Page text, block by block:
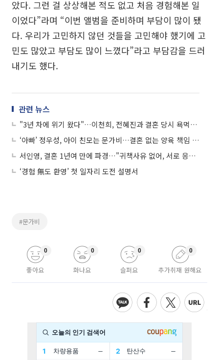
았다. 그런 걸 상상해본 적도 없고 처음 경험해본 일
이었다”라며 “이번 앨범을 준비하며 부담이 많이 됐
다. 우리가 고민하지 않던 것들을 고민해야 했기에 고
민도 많았고 부담도 많이 느꼈다”라고 부담감을 드러
내기도 했다.
관련 뉴스
"3년 차에 위기 왔다"…이천희, 전혜진과 결혼 당시 욕먹었던 이유
‘아빠’ 정우성, 아이 친모는 문가비…결혼 없는 양육 책임 뒷말
서인영, 결혼 1년여 만에 파경…"귀책사유 없어, 서로 응원하기로"
‘경험 無도 환영’ 첫 일자리 도전 설명서
#문가비
좋아요
0
화나요
0
슬퍼요
0
추가취재 원해요
0